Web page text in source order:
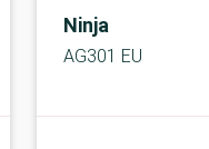
Ninja
AG301 EU